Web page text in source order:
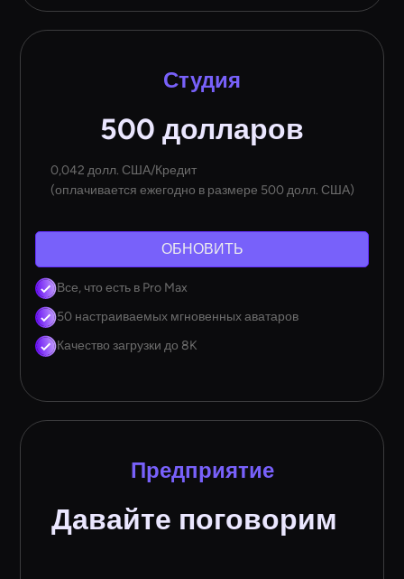
Студия
500 долларов
0,042 долл. США/Кредит
(оплачивается ежегодно в размере 500 долл. США)
ОБНОВИТЬ
Все, что есть в Pro Max
50 настраиваемых мгновенных аватаров
Качество загрузки до 8K
Предприятие
Давайте поговорим